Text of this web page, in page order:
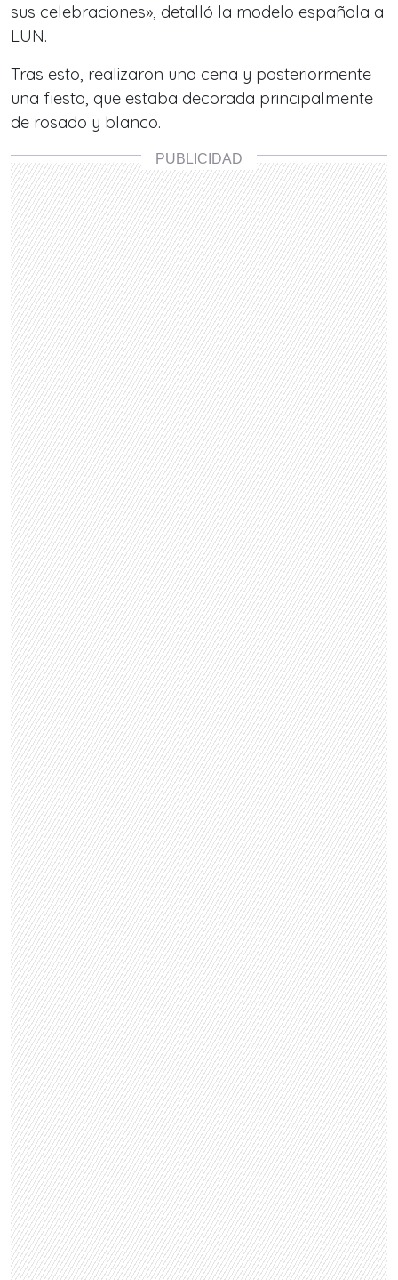
sus celebraciones», detalló la modelo española a
LUN.
Tras esto, realizaron una cena y posteriormente
una fiesta, que estaba decorada principalmente
de rosado y blanco.